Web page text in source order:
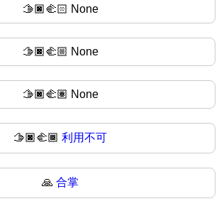
🫱🏿‍🫲🏻 None
🫱🏿‍🫲🏼 None
🫱🏿‍🫲🏽 None
🫱🏿‍🫲🏾 利用不可
🙏 合掌